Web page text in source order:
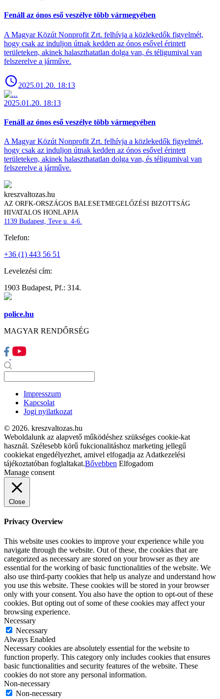
Fenáll az ónos eső veszélye több vármegyében
A Magyar Közút Nonprofit Zrt. felhívja a közlekedők figyelmét,
hogy csak az induljon útnak kedden az ónos esővel érintett
területeken, akinek halaszthatatlan dolga van, és téligumival van
felszerelve a járműve.
2025.01.20. 18:13
2025.01.20. 18:13
Fenáll az ónos eső veszélye több vármegyében
A Magyar Közút Nonprofit Zrt. felhívja a közlekedők figyelmét,
hogy csak az induljon útnak kedden az ónos esővel érintett
területeken, akinek halaszthatatlan dolga van, és téligumival van
felszerelve a járműve.
kreszvaltozas.hu
AZ ORFK-ORSZÁGOS BALESETMEGELŐZÉSI BIZOTTSÁG
HIVATALOS HONLAPJA
1139 Budapest, Teve u. 4-6.
Telefon:
+36 (1) 443 56 51
Levelezési cím:
1903 Budapest, Pf.: 314.
police.hu
MAGYAR RENDŐRSÉG
Impresszum
Kapcsolat
Jogi nyilatkozat
© 2026. kreszvaltozas.hu
Weboldalunk az alapvető működéshez szükséges cookie-kat
használ. Szélesebb körű fukcionalitáshoz marketing jellegű
cookiekat engedélyezhet, amivel elfogadja az Adatkezelési
tájékoztatóban foglaltakat.Bővebben Elfogadom
Manage consent
Close
Privacy Overview
This website uses cookies to improve your experience while you
navigate through the website. Out of these, the cookies that are
categorized as necessary are stored on your browser as they are
essential for the working of basic functionalities of the website. We
also use third-party cookies that help us analyze and understand how
you use this website. These cookies will be stored in your browser
only with your consent. You also have the option to opt-out of these
cookies. But opting out of some of these cookies may affect your
browsing experience.
Necessary
Necessary
Always Enabled
Necessary cookies are absolutely essential for the website to
function properly. This category only includes cookies that ensures
basic functionalities and security features of the website. These
cookies do not store any personal information.
Non-necessary
Non-necessary